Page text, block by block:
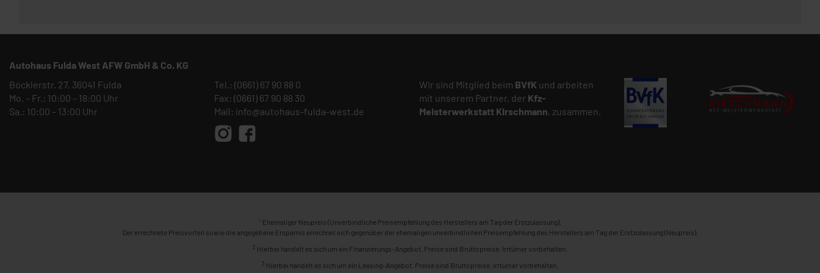
Autohaus Fulda West AFW GmbH & Co. KG
Böcklerstr. 27, 36041 Fulda
Mo. – Fr.: 10:00 – 18:00 Uhr
Sa.: 10:00 – 13:00 Uhr
Tel.: (0661) 67 90 88 0
Fax: (0661) 67 90 88 30
Mail: info@autohaus-fulda-west.de
Wir sind Mitglied beim BVfK und arbeiten
mit unserem Partner, der Kfz-
Meisterwerkstatt Kirschmann, zusammen.
1 Ehemaliger Neupreis (Unverbindliche Preisempfehlung des Herstellers am Tag der Erstzulassung).
Der errechnete Preisvorteil sowie die angegebene Ersparnis errechnet sich gegenüber der ehemaligen unverbindlichen Preisempfehlung des Herstellers am Tag der Erstzulassung (Neupreis).
2 Hierbei handelt es sich um ein Finanzierungs-Angebot. Preise sind Bruttopreise. Irrtümer vorbehalten.
3 Hierbei handelt es sich um ein Leasing-Angebot. Preise sind Bruttopreise. Irrtümer vorbehalten.